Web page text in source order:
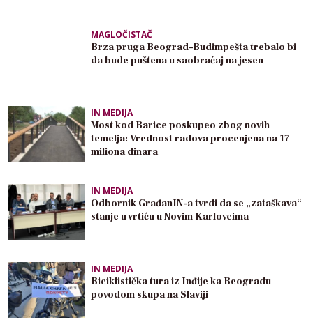
MAGLOČISTAČ
Brza pruga Beograd–Budimpešta trebalo bi
da bude puštena u saobraćaj na jesen
IN MEDIJA
Most kod Barice poskupeo zbog novih
temelja: Vrednost radova procenjena na 17
miliona dinara
IN MEDIJA
Odbornik GrađanIN-a tvrdi da se „zataškava“
stanje u vrtiću u Novim Karlovcima
IN MEDIJA
Biciklistička tura iz Inđije ka Beogradu
povodom skupa na Slaviji